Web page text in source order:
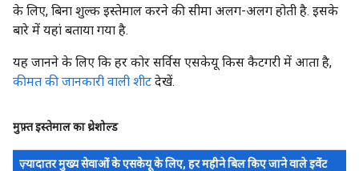
के लिए, बिना शुल्क इस्तेमाल करने की सीमा अलग-अलग होती है. इसके
बारे में यहां बताया गया है.
यह जानने के लिए कि हर कोर सर्विस एसकेयू किस कैटगरी में आता है,
कीमत की जानकारी वाली शीट देखें.
मुफ़्त इस्तेमाल का थ्रेशोल्ड
ज़्यादातर मुख्य सेवाओं के एसकेयू के लिए, हर महीने बिल किए जाने वाले इवेंट